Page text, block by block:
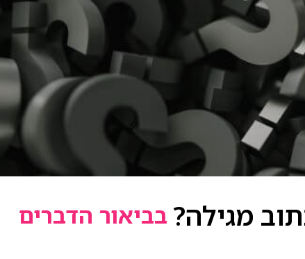
מגילה? בביאור הדברים